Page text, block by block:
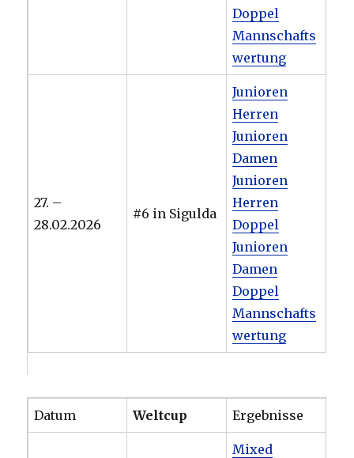
Doppel
Mannschafts
wertung
27. –
28.02.2026
#6 in Sigulda
Junioren
Herren
Junioren
Damen
Junioren
Herren
Doppel
Junioren
Damen
Doppel
Mannschafts
wertung
Datum Weltcup Ergebnisse
Mixed